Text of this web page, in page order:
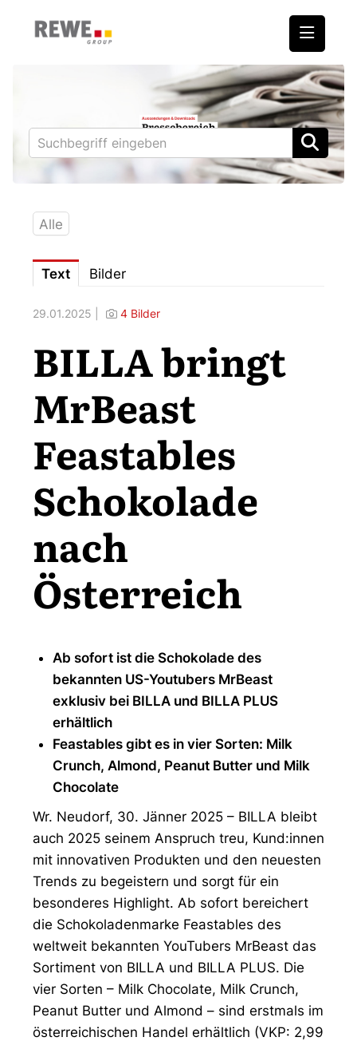
REWE International AG
BILLA
PENNY
BIPA
Downloads
Fotos – Vorstand
Kontakt
Alle
Text Bilder
29.01.2025 | 4 Bilder
BILLA bringt
MrBeast
Feastables
Schokolade
nach
Österreich
Ab sofort ist die Schokolade des
bekannten US-Youtubers MrBeast
exklusiv bei BILLA und BILLA PLUS
erhältlich
Feastables gibt es in vier Sorten: Milk
Crunch, Almond, Peanut Butter und Milk
Chocolate
Wr. Neudorf, 30. Jänner 2025 – BILLA bleibt
auch 2025 seinem Anspruch treu, Kund:innen
mit innovativen Produkten und den neuesten
Trends zu begeistern und sorgt für ein
besonderes Highlight. Ab sofort bereichert
die Schokoladenmarke Feastables des
weltweit bekannten YouTubers MrBeast das
Sortiment von BILLA und BILLA PLUS. Die
vier Sorten – Milk Chocolate, Milk Crunch,
Peanut Butter und Almond – sind erstmals im
österreichischen Handel erhältlich (VKP: 2,99